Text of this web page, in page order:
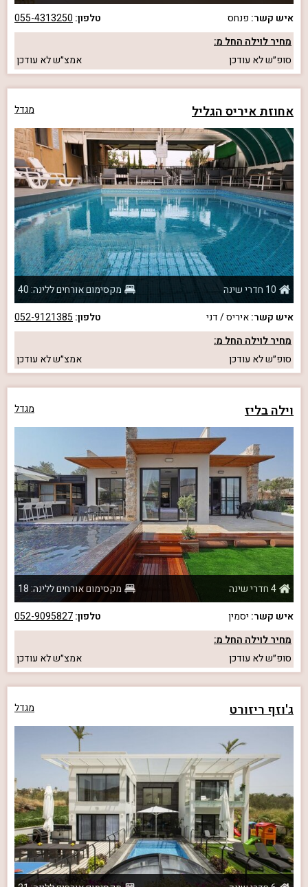
איש קשר: פנחס טלפון: 055-4313250
מחיר לוילה החל מ:
סופ״שלא עודכן אמצ״שלא עודכן
אחוזת איריס הגליל מגדל
10 חדרי שינה
מקסימום אורחים ללינה: 40
איש קשר:איריס / דני טלפון: 052-9121385
מחיר לוילה החל מ:
סופ״שלא עודכן אמצ״שלא עודכן
וילה בליז מגדל
4 חדרי שינה
מקסימום אורחים ללינה: 18
איש קשר: יסמין טלפון:052-9095827
מחיר לוילה החל מ:
סופ״שלא עודכן אמצ״שלא עודכן
ג'וזף ריזורט מגדל